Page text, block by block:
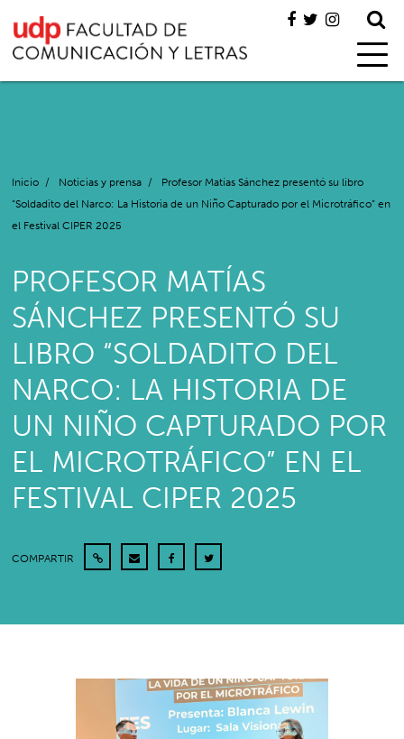
Inicio / Noticias y prensa /
Profesor Matías Sánchez presentó su libro
“Soldadito del Narco: La Historia de un Niño Capturado por el Microtráfico” en
el Festival CIPER 2025
PROFESOR MATÍAS
SÁNCHEZ PRESENTÓ SU
LIBRO “SOLDADITO DEL
NARCO: LA HISTORIA DE
UN NIÑO CAPTURADO POR
EL MICROTRÁFICO” EN EL
FESTIVAL CIPER 2025
COMPARTIR